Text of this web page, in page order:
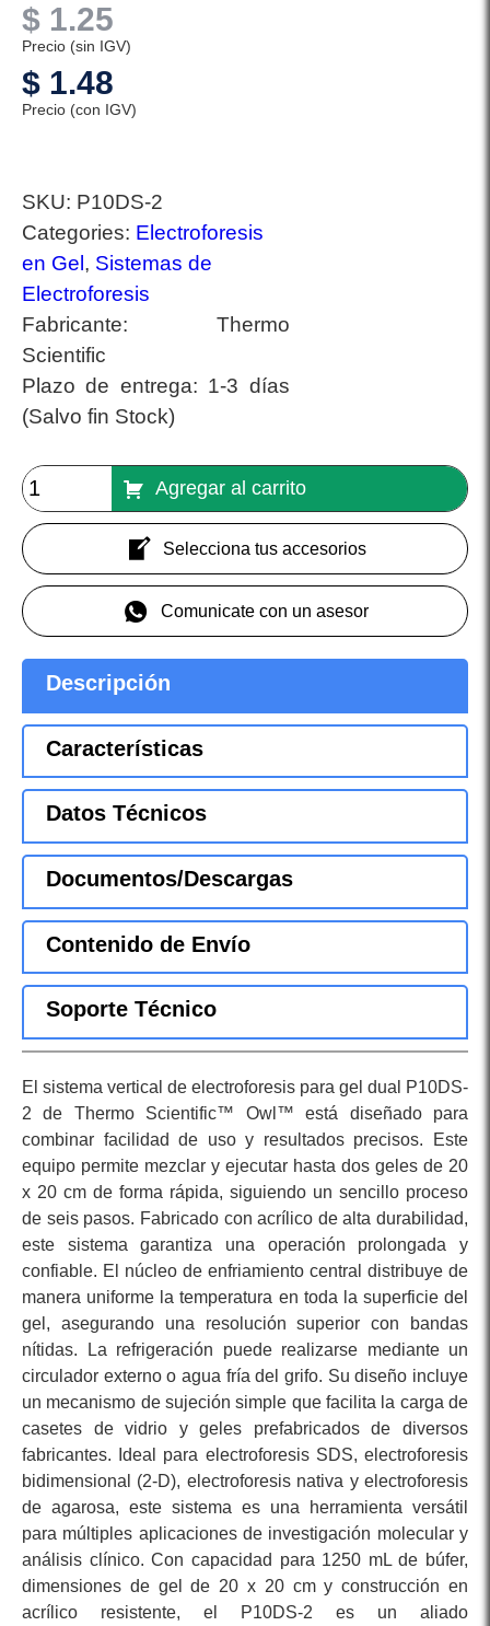
$ 1.25
Precio (sin IGV)
$ 1.48
Precio (con IGV)
SKU: P10DS-2
Categories: Electroforesis
en Gel , Sistemas de
Electroforesis
Fabricante: Thermo
Scientific
Plazo de entrega: 1-3 días
(Salvo fin Stock)
Agregar al carrito
Selecciona tus accesorios
Comunicate con un asesor
Descripción
Características
Datos Técnicos
Documentos/Descargas
Contenido de Envío
Soporte Técnico
El sistema vertical de electroforesis para gel dual P10DS-
2 de Thermo Scientific™ Owl™ está diseñado para
combinar facilidad de uso y resultados precisos. Este
equipo permite mezclar y ejecutar hasta dos geles de 20
x 20 cm de forma rápida, siguiendo un sencillo proceso
de seis pasos. Fabricado con acrílico de alta durabilidad,
este sistema garantiza una operación prolongada y
confiable. El núcleo de enfriamiento central distribuye de
manera uniforme la temperatura en toda la superficie del
gel, asegurando una resolución superior con bandas
nítidas. La refrigeración puede realizarse mediante un
circulador externo o agua fría del grifo. Su diseño incluye
un mecanismo de sujeción simple que facilita la carga de
casetes de vidrio y geles prefabricados de diversos
fabricantes. Ideal para electroforesis SDS, electroforesis
bidimensional (2-D), electroforesis nativa y electroforesis
de agarosa, este sistema es una herramienta versátil
para múltiples aplicaciones de investigación molecular y
análisis clínico. Con capacidad para 1250 mL de búfer,
dimensiones de gel de 20 x 20 cm y construcción en
acrílico resistente, el P10DS-2 es un aliado